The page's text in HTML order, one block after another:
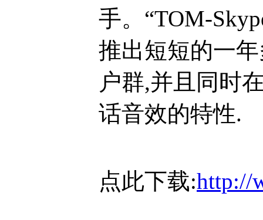
手。“TOM-
推出短短的一
户群,并且同时
话音效的特性.
点此下载:http://